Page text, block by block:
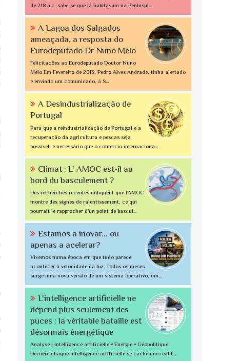
de 218 a.c, sabe-se que já habitavam na Penínsul...
A Lagoa dos Salgados
ameaçada, a resposta do
Eurodeputado Dr Nuno Melo
Felicitações ao Eurodeputado Doutor Nuno
Melo Em Fevereiro de 2013, Pedro Alves Andrade, tinha alertado
e enviado um comunicado, à S...
A Desindustrialização de
Portugal
Para que a reindustrialização de Portugal e a
recuperação da agricultura e pescas seja
possível, é necessário que o comercio internaciona...
Climat : L' AMOC est-il au
bord du basculement ?
Des recherches récentes indiquent que l'AMOC
montre des signes de ralentissement, ce qui
pourrait le rapprocher d'un point de bascul...
Estamos a inovar... ou
apenas a acelerar?
Vivemos numa época em que tudo parece
acontecer à velocidade da luz. Todos os meses
surge uma nova versão de um sistema operativo, um...
L'intelligence artificielle ne
dépend plus seulement des
puces : la véritable bataille est
désormais énergétique
Analyse | Intelligence artificielle • Énergie • Géopolitique
Derrière chaque intelligence artificielle se cache une réalit...